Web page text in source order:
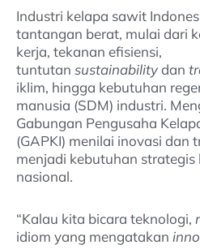
Industri kelapa sawit
tantangan berat, mulai dari
kerja, tekanan efisiensi,
tuntutan sustainabilitydan
iklim, hingga kebutuhan
manusia (SDM) industri.
Gabungan Pengusaha
(GAPKI) menilai inovasi dan
menjadi kebutuhan
nasional.
“Kalau kita bicara teknologi,
idiom yang mengatakan